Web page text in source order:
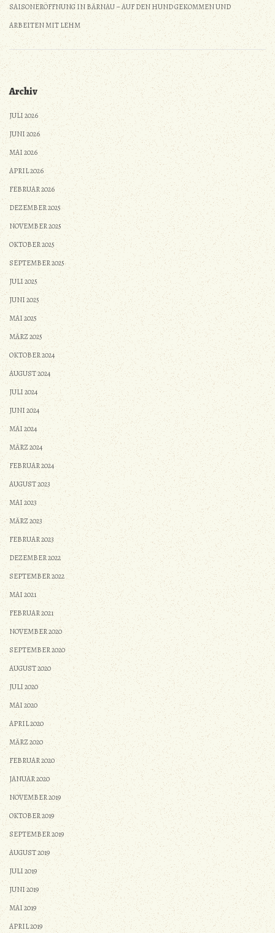
SAISONERÖFFNUNG IN BÄRNAU – AUF DEN HUND GEKOMMEN UND
ARBEITEN MIT LEHM
Archiv
JULI 2026
JUNI 2026
MAI 2026
APRIL 2026
FEBRUAR 2026
DEZEMBER 2025
NOVEMBER 2025
OKTOBER 2025
SEPTEMBER 2025
JULI 2025
JUNI 2025
MAI 2025
MÄRZ 2025
OKTOBER 2024
AUGUST 2024
JULI 2024
JUNI 2024
MAI 2024
MÄRZ 2024
FEBRUAR 2024
AUGUST 2023
MAI 2023
MÄRZ 2023
FEBRUAR 2023
DEZEMBER 2022
SEPTEMBER 2022
MAI 2021
FEBRUAR 2021
NOVEMBER 2020
SEPTEMBER 2020
AUGUST 2020
JULI 2020
MAI 2020
APRIL 2020
MÄRZ 2020
FEBRUAR 2020
JANUAR 2020
NOVEMBER 2019
OKTOBER 2019
SEPTEMBER 2019
AUGUST 2019
JULI 2019
JUNI 2019
MAI 2019
APRIL 2019